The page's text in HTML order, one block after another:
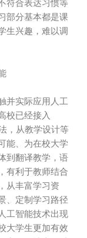
符合表达习惯等
部分基本都是课
生兴趣，难以调
并实际应用人工
校已经接入
，从教学设计等
能、为在校大学
到翻译教学，语
有利于教师结合
从丰富学习资
、定制学习路径
工智能技术出现
大学生更加有效